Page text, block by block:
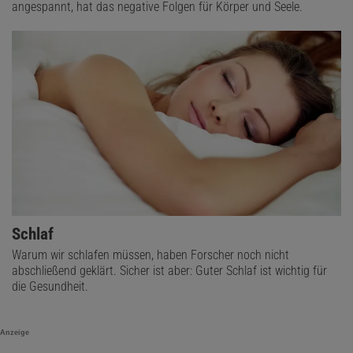
Serotonintransporter. Sie wird mit einem erhöhten
Risikogenvariante konnten wir in einer kleineren Studie mit
180 Patienten auch bei Menschen mit Insomnie finden; es könnte
also sein, dass beide Erkrankungen eine gemeinsame biologische
Wurzel haben."
angespannt, hat das negative Folgen für Körper und Seele.
Schlaf
Warum wir schlafen müssen, haben Forscher noch nicht
abschließend geklärt. Sicher ist aber: Guter Schlaf ist wichtig für
die Gesundheit.
Anzeige